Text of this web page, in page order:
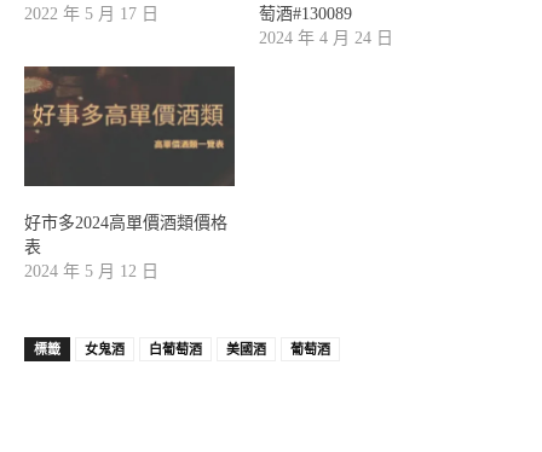
2022 年 5 月 17 日
萄酒#130089
2024 年 4 月 24 日
好市多2024高單價酒類價格
表
2024 年 5 月 12 日
標籤 女鬼酒 白葡萄酒 美國酒 葡萄酒